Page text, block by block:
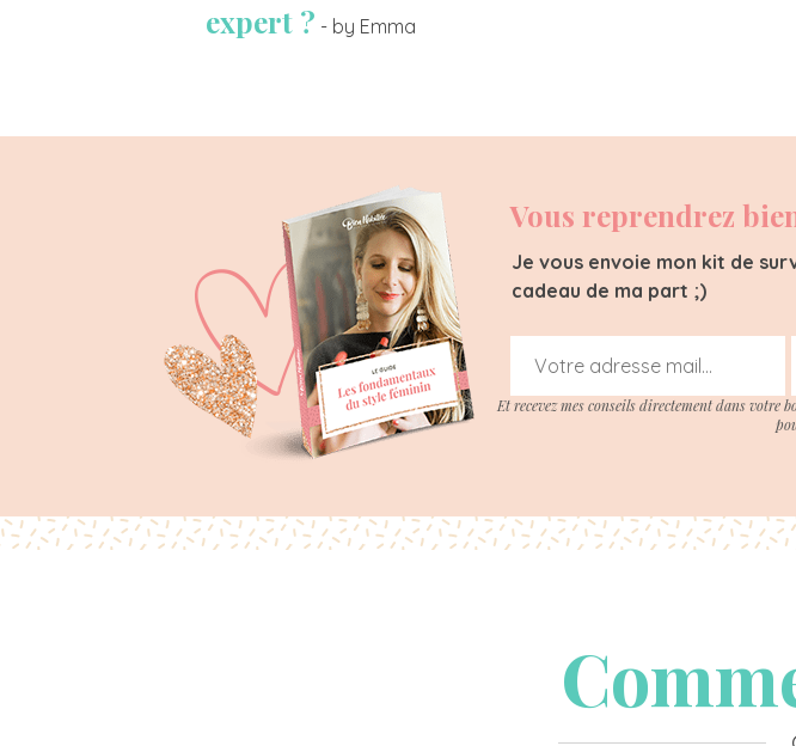
expert ? - by Emma
Vous reprendrez
Je vous envoie mon kit de
cadeau de ma part ;)
Et recevez mes conseils directement dans votre